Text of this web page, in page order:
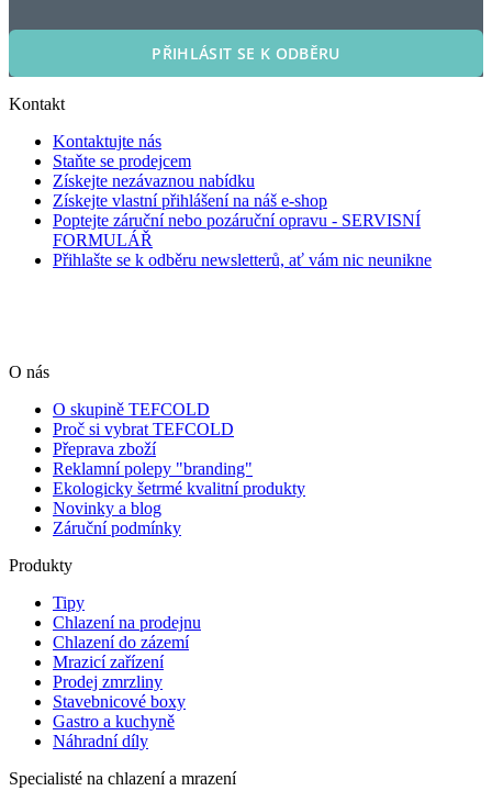
PŘIHLÁSIT SE K ODBĚRU
Kontakt
Kontaktujte nás
Staňte se prodejcem
Získejte nezávaznou nabídku
Získejte vlastní přihlášení na náš e-shop
Poptejte záruční nebo pozáruční opravu - SERVISNÍ
FORMULÁŘ
Přihlašte se k odběru newsletterů, ať vám nic neunikne
O nás
O skupině TEFCOLD
Proč si vybrat TEFCOLD
Přeprava zboží
Reklamní polepy "branding"
Ekologicky šetrmé kvalitní produkty
Novinky a blog
Záruční podmínky
Produkty
Tipy
Chlazení na prodejnu
Chlazení do zázemí
Mrazicí zařízení
Prodej zmrzliny
Stavebnicové boxy
Gastro a kuchyně
Náhradní díly
Specialisté na chlazení a mrazení